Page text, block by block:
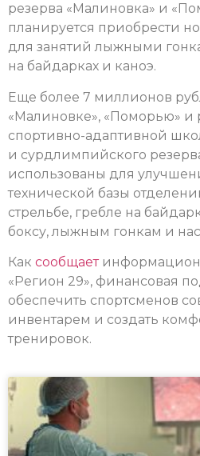
резерва «Малиновка» и
планируется приобрести
для занятий лыжными
на байдарках и каноэ.
Еще более 7 миллионов
«Малиновке», «Поморью» и
спортивно-адаптивной
и сурдлимпийского
использованы для
технической базы
стрельбе, гребле на
боксу, лыжным гонкам и
Как сообщает
«Регион 29», финансовая
обеспечить спортсменов
инвентарем и создать
тренировок.